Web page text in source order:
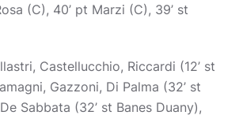
(C), 40’ pt Marzi (C), 39’ st
Castellucchio, Riccardi (12’ st
Gazzoni, Di Palma (32’ st
Sabbata (32’ st Banes Duany),